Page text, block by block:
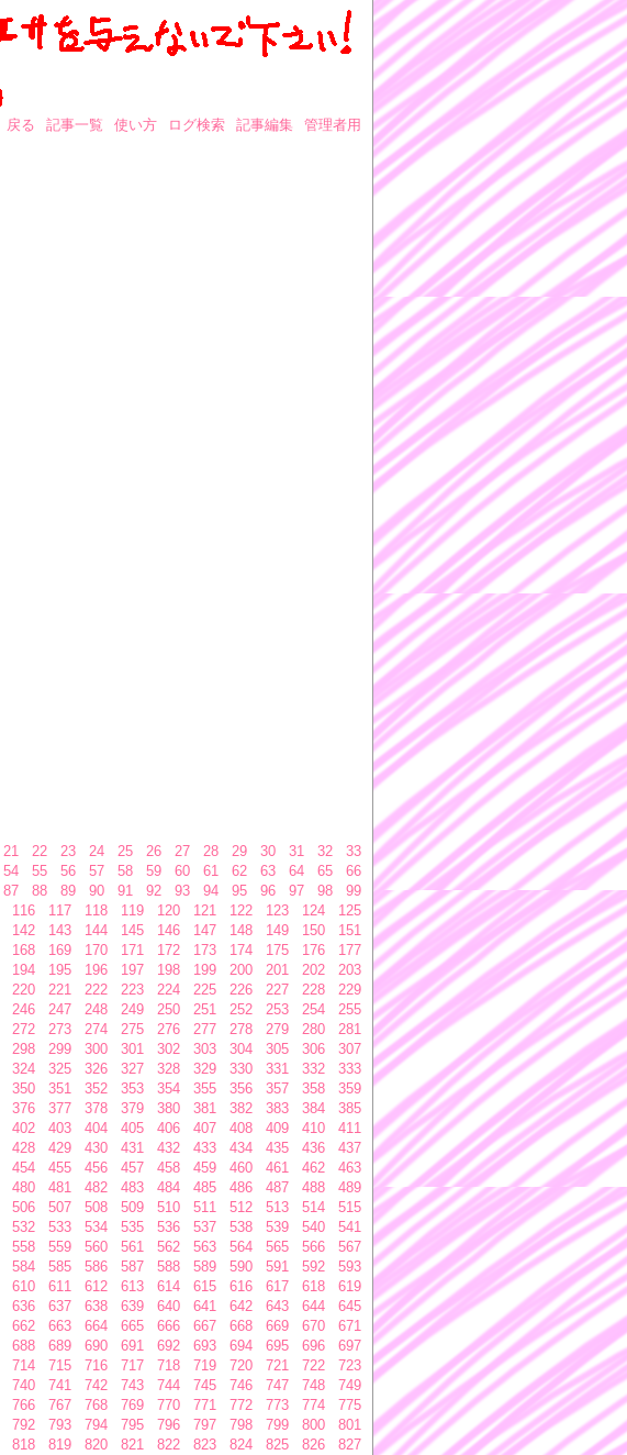
戻る 記事一覧 使い方 ログ検索 記事編集 管理者用
21 22 23 24 25 26 27 28 29 30 31 32
33
54 55 56 57 58 59 60 61 62 63 64 65
66
87 88 89 90 91 92 93 94 95 96 97 98
99
116 117 118 119 120 121 122 123 124
125
142 143 144 145 146 147 148 149 150
151
168 169 170 171 172 173 174 175 176
177
194 195 196 197 198 199 200 201 202
203
220 221 222 223 224 225 226 227 228
229
246 247 248 249 250 251 252 253 254
255
272 273 274 275 276 277 278 279 280
281
298 299 300 301 302 303 304 305 306
307
324 325 326 327 328 329 330 331 332
333
350 351 352 353 354 355 356 357 358
359
376 377 378 379 380 381 382 383 384
385
402 403 404 405 406 407 408 409 410
411
428 429 430 431 432 433 434 435 436
437
454 455 456 457 458 459 460 461 462
463
480 481 482 483 484 485 486 487 488
489
506 507 508 509 510 511 512 513 514
515
532 533 534 535 536 537 538 539 540
541
558 559 560 561 562 563 564 565 566
567
584 585 586 587 588 589 590 591 592
593
610 611 612 613 614 615 616 617 618
619
636 637 638 639 640 641 642 643 644
645
662 663 664 665 666 667 668 669 670
671
688 689 690 691 692 693 694 695 696
697
714 715 716 717 718 719 720 721 722
723
740 741 742 743 744 745 746 747 748
749
766 767 768 769 770 771 772 773 774
775
792 793 794 795 796 797 798 799 800
801
818 819 820 821 822 823 824 825 826
827